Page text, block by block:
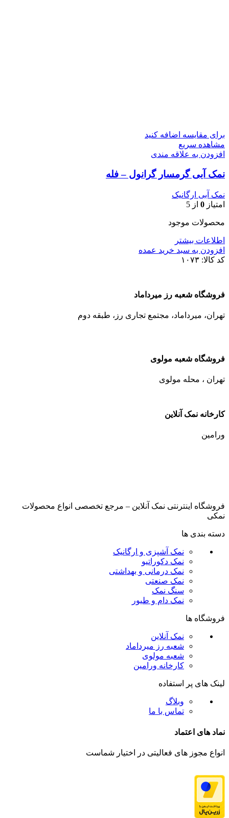
برای مقایسه اضافه کنید
مشاهده سریع
افزودن به علاقه مندی
نمک آبی گرمسار گرانول – فله
نمک آبی ارگانیک
امتیاز 0 از 5
محصولات موجود
اطلاعات بیشتر
افزودن به سبد خرید عمده
کد کالا: ۱۰۷۳
فروشگاه شعبه رز میرداماد
تهران، میرداماد، مجتمع تجاری رز،‌ طبقه دوم
فروشگاه شعبه مولوی
تهران ، محله مولوی
کارخانه نمک آنلاین
ورامین
فروشگاه اینترنتی نمک آنلاین – مرجع تخصصی انواع محصولات
نمکی
دسته بندی ها
نمک آشپزی و ارگانیک
نمک دکوراتیو
نمک درمانی و بهداشتی
نمک صنعتی
سنگ نمک
نمک دام و طیور
فروشگاه ها
نمک آنلاین
شعبه رز میرداماد
شعبه مولوی
کارخانه ورامین
لینک های پر استفاده
وبلاگ
تماس با ما
نماد های اعتماد
انواع مجوز های فعالیتی در اختیار شماست